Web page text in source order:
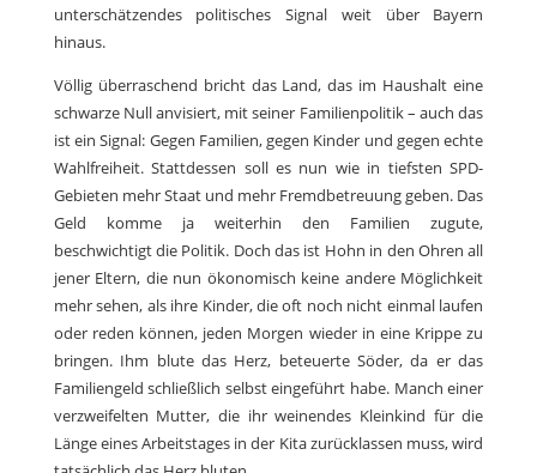
unterschätzendes politisches Signal weit über Bayern
hinaus.
Völlig überraschend bricht das Land, das im Haushalt eine
schwarze Null anvisiert, mit seiner Familienpolitik – auch das
ist ein Signal: Gegen Familien, gegen Kinder und gegen echte
Wahlfreiheit. Stattdessen soll es nun wie in tiefsten SPD-
Gebieten mehr Staat und mehr Fremdbetreuung geben. Das
Geld komme ja weiterhin den Familien zugute,
beschwichtigt die Politik. Doch das ist Hohn in den Ohren all
jener Eltern, die nun ökonomisch keine andere Möglichkeit
mehr sehen, als ihre Kinder, die oft noch nicht einmal laufen
oder reden können, jeden Morgen wieder in eine Krippe zu
bringen. Ihm blute das Herz, beteuerte Söder, da er das
Familiengeld schließlich selbst eingeführt habe. Manch einer
verzweifelten Mutter, die ihr weinendes Kleinkind für die
Länge eines Arbeitstages in der Kita zurücklassen muss, wird